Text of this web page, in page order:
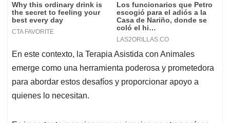
En este contexto, la Terapia Asistida con Animales
emerge como una herramienta poderosa y prometedora
para abordar estos desafíos y proporcionar apoyo a
quienes lo necesitan.